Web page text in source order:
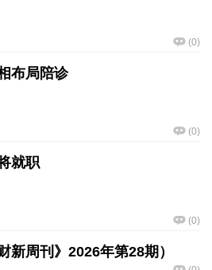
(0)
布局陪诊
(0)
就职
(0)
新周刊》2026年第28期）